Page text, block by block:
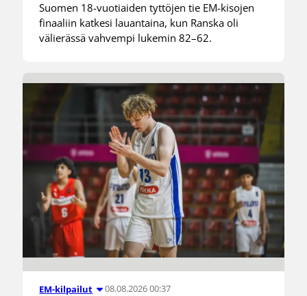
Suomen 18-vuotiaiden tyttöjen tie EM-kisojen
finaaliin katkesi lauantaina, kun Ranska oli
välierässä vahvempi lukemin 82–62.
EM-kilpailut 08.08.2026 00:37